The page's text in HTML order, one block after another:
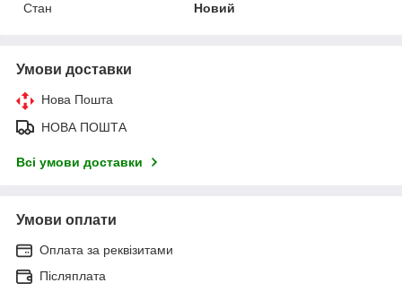
Стан
Новий
Умови доставки
Нова Пошта
НОВА ПОШТА
Всі умови доставки
Умови оплати
Оплата за реквізитами
Післяплата